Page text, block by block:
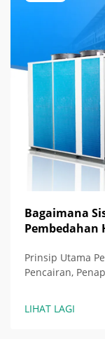
Bagaimana
Pembedahan
Prinsip Utama
Pencairan,
mengekalkan
LIHAT LAGI